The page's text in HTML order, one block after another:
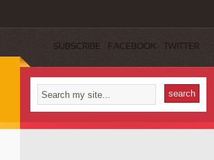
SUBSCRIBE FACEBOOK TWITTER